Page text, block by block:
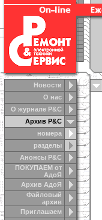
Новости
О нас
О журнале Р&С
Архив Р&С
номера
разделы
Анонсы Р&C
ПОКУПАЕМ от
АдоЯ
Архив АдоЯ
Файловый
архив
Приглашаем